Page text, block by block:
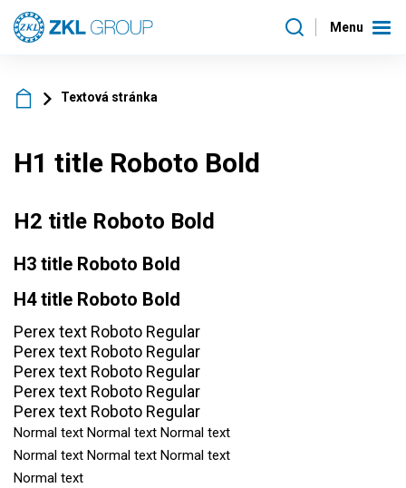
Menu
Textová stránka
H1 title Roboto Bold
H2 title Roboto Bold
H3 title Roboto Bold
H4 title Roboto Bold
Perex text Roboto Regular
Perex text Roboto Regular
Perex text Roboto Regular
Perex text Roboto Regular
Perex text Roboto Regular
Normal text Normal text Normal text
Normal text Normal text Normal text
Normal text